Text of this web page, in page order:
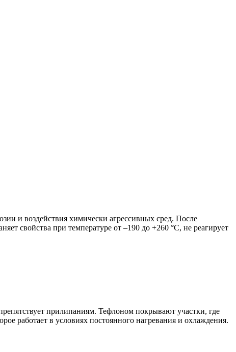
и воздействия химически агрессивных сред. После
свойства при температуре от –190 до +260 °C, не реагирует
прилипаниям. Тефлоном покрывают участки, где
работает в условиях постоянного нагревания и охлаждения.